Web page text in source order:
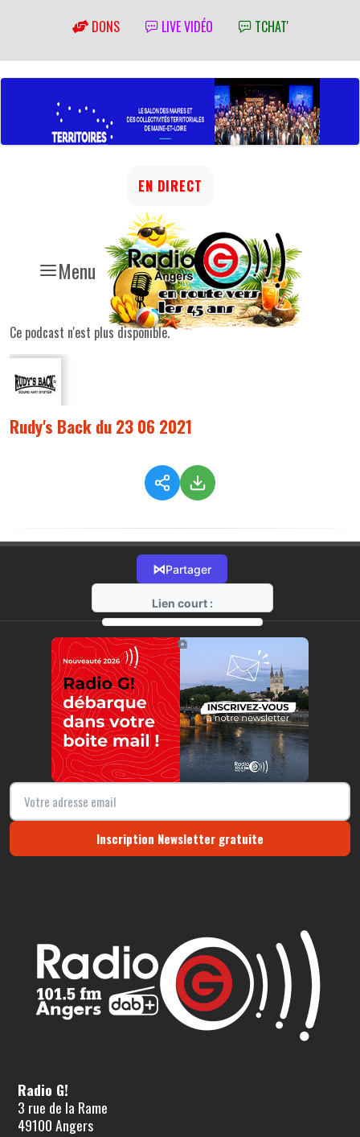
DONS LIVE VIDÉO TCHAT'
Menu
EN DIRECT
Ce podcast n'est plus disponible.
Rudy's Back du 23 06 2021
⋈Partager
Lien court :
https://radio-g.fr?5711
⧉
Inscription Newsletter gratuite
Radio G!
3 rue de la Rame
49100 Angers